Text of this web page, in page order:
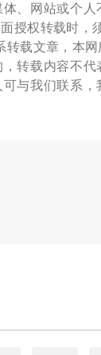
、网站或个人
授权转载时，
转载文章，本
转载内容不代
与我们联系，